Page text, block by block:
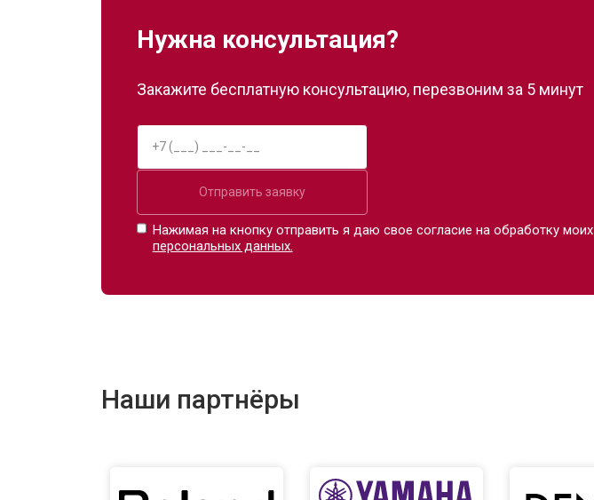
Нужна консультация?
Закажите бесплатную консультацию, перезвоним за 5 минут
Отправить заявку
Нажимая на кнопку отправить я даю свое согласие на обработку моих
персональных данных.
Наши партнёры